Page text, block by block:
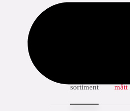
sortiment mått